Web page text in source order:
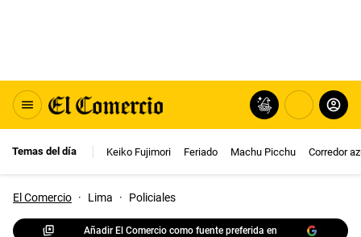
Temas del día Keiko Fujimori Feriado Machu Picchu Corredor
El Comercio · Lima · Policiales
Añadir El Comercio como fuente preferida en